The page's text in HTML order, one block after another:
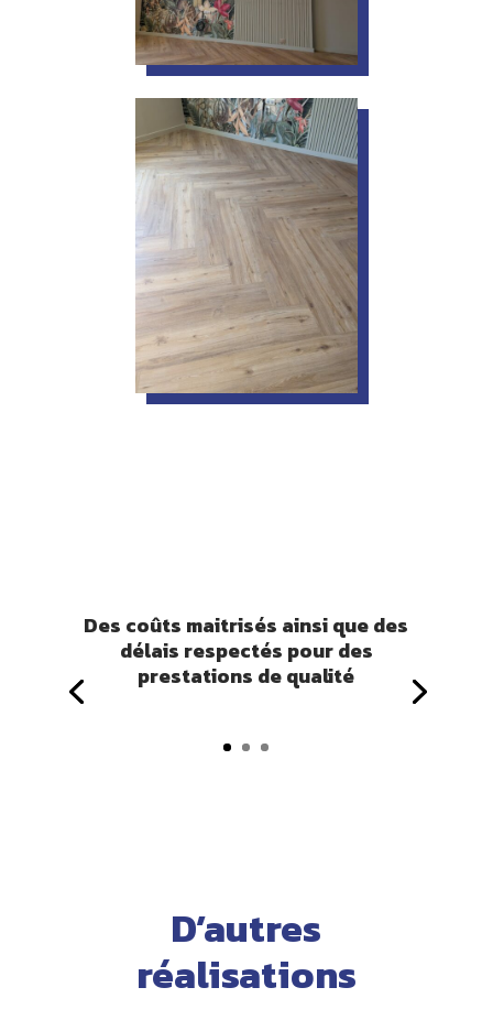
Des coûts maitrisés ainsi que des
délais respectés pour des
prestations de qualité
D’autres
réalisations